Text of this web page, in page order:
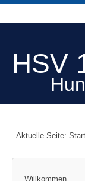
HSV
Aktuelle Seite:
Willkommen